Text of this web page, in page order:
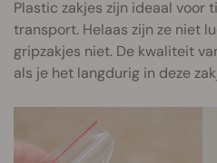
Plastic zakjes zijn ideaal voor
transport. Helaas zijn ze niet
gripzakjes niet. De kwaliteit
als je het langdurig in deze